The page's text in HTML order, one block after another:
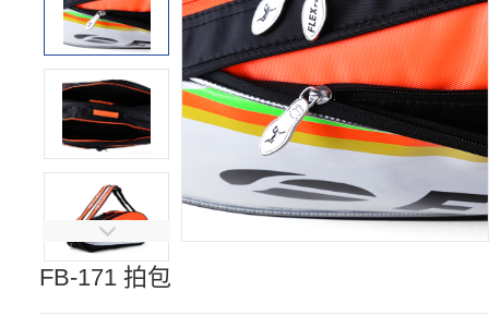
FB-171 拍包